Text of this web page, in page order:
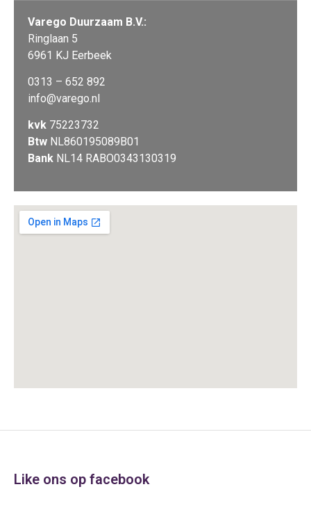
Varego Duurzaam B.V.:
Ringlaan 5
6961 KJ Eerbeek
0313 – 652 892
info@varego.nl
kvk 75223732
Btw NL860195089B01
Bank NL14 RABO0343130319
Like ons op facebook